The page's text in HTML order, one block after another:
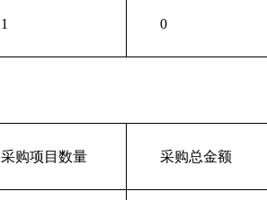
1 0
采购项目数量 采购总金额